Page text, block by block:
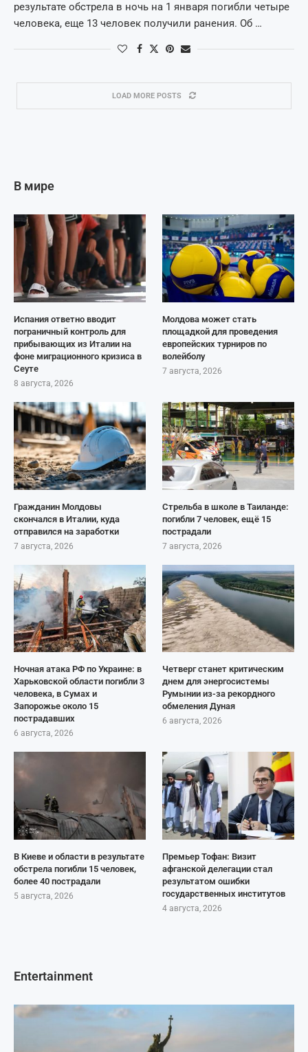
результате обстрела в ночь на 1 января погибли четыре
человека, еще 13 человек получили ранения. Об …
LOAD MORE POSTS
В мире
Испания ответно вводит
пограничный контроль для
прибывающих из Италии на
фоне миграционного кризиса в
Сеуте
8 августа, 2026
Молдова может стать
площадкой для проведения
европейских турниров по
волейболу
7 августа, 2026
Гражданин Молдовы
скончался в Италии, куда
отправился на заработки
7 августа, 2026
Стрельба в школе в Таиланде:
погибли 7 человек, ещё 15
пострадали
7 августа, 2026
Ночная атака РФ по Украине: в
Харьковской области погибли 3
человека, в Сумах и
Запорожье около 15
пострадавших
6 августа, 2026
Четверг станет критическим
днем для энергосистемы
Румынии из-за рекордного
обмеления Дуная
6 августа, 2026
В Киеве и области в результате
обстрела погибли 15 человек,
более 40 пострадали
5 августа, 2026
Премьер Тофан: Визит
афганской делегации стал
результатом ошибки
государственных институтов
4 августа, 2026
Entertainment